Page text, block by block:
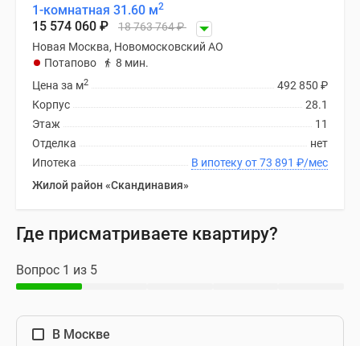
1-комнатная 31.60 м2
15 574 060 ₽ 18 763 764₽
Новая Москва, Новомосковский АО
Потапово
8 мин.
492 850 ₽
Цена за м2
28.1
Корпус
11
Этаж
нет
Отделка
В ипотеку от 73 891 ₽/мес
Ипотека
Жилой район «Скандинавия»
Где присматриваете квартиру?
Вопрос 1 из 5
В Москве